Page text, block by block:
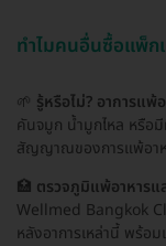
ทำไมคนอื่นซื้อแพ็ก
🌱 รู้หรือไม่? อาการแ
คันจมูก น้ำมูกไหล หรือมี
สัญญาณของการแพ้อา
🏥 ตรวจภูมิแพ้อาหารแ
Wellmed Bangkok
หลังอาการเหล่านี้ พร้อม